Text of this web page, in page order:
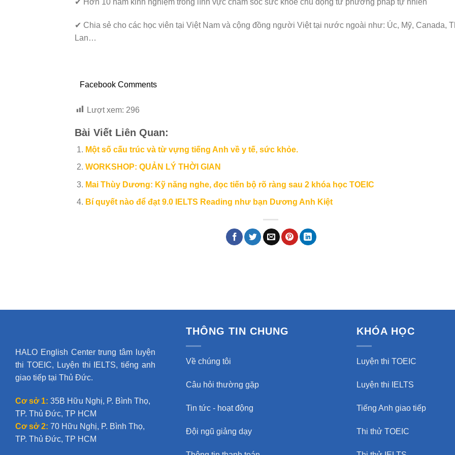
✔ Hơn 10 năm kinh nghiệm trong lĩnh vực chăm sóc sức khỏe chủ động từ phương pháp tự nhiên
✔ Chia sẻ cho các học viên tại Việt Nam và cộng đồng người Việt tại nước ngoài như: Úc, Mỹ, Canada,
Lan…
Facebook Comments
Lượt xem: 296
Bài Viết Liên Quan:
Một số cấu trúc và từ vựng tiếng Anh về y tế, sức khỏe.
WORKSHOP: QUẢN LÝ THỜI GIAN
Mai Thùy Dương: Kỹ năng nghe, đọc tiến bộ rõ ràng sau 2 khóa học TOEIC
Bí quyết nào để đạt 9.0 IELTS Reading như bạn Dương Anh Kiệt
HALO English Center trung tâm luyện
thi TOEIC, Luyện thi IELTS, tiếng anh
giao tiếp tại Thủ Đức.
Cơ sở 1: 35B Hữu Nghị, P. Bình Thọ,
TP. Thủ Đức, TP HCM
Cơ sở 2: 70 Hữu Nghị, P. Bình Thọ,
TP. Thủ Đức, TP HCM
THÔNG TIN CHUNG
Về chúng tôi
Câu hỏi thường gặp
Tin tức - hoạt động
Đội ngũ giảng dạy
KHÓA HỌC
Luyện thi TOEIC
Luyện thi IELTS
Tiếng Anh giao tiếp
Thi thử TOEIC